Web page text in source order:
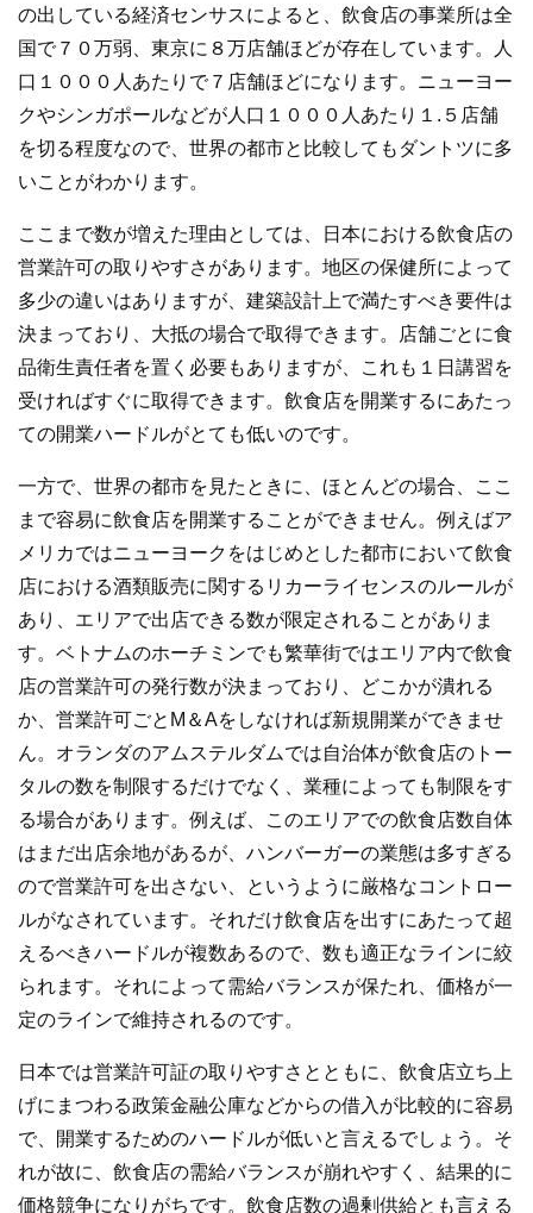
の出している経済センサスによると、飲食店の事業所は全
国で７０万弱、東京に８万店舗ほどが存在しています。人
口１０００人あたりで７店舗ほどになります。ニューヨー
クやシンガポールなどが人口１０００人あたり１.５店舗
を切る程度なので、世界の都市と比較してもダントツに多
いことがわかります。
ここまで数が増えた理由としては、日本における飲食店の
営業許可の取りやすさがあります。地区の保健所によって
多少の違いはありますが、建築設計上で満たすべき要件は
決まっており、大抵の場合で取得できます。店舗ごとに食
品衛生責任者を置く必要もありますが、これも１日講習を
受ければすぐに取得できます。飲食店を開業するにあたっ
ての開業ハードルがとても低いのです。
一方で、世界の都市を見たときに、ほとんどの場合、ここ
まで容易に飲食店を開業することができません。例えばア
メリカではニューヨークをはじめとした都市において飲食
店における酒類販売に関するリカーライセンスのルールが
あり、エリアで出店できる数が限定されることがありま
す。ベトナムのホーチミンでも繁華街ではエリア内で飲食
店の営業許可の発行数が決まっており、どこかが潰れる
か、営業許可ごとM＆Aをしなければ新規開業ができませ
ん。オランダのアムステルダムでは自治体が飲食店のトー
タルの数を制限するだけでなく、業種によっても制限をす
る場合があります。例えば、このエリアでの飲食店数自体
はまだ出店余地があるが、ハンバーガーの業態は多すぎる
ので営業許可を出さない、というように厳格なコントロー
ルがなされています。それだけ飲食店を出すにあたって超
えるべきハードルが複数あるので、数も適正なラインに絞
られます。それによって需給バランスが保たれ、価格が一
定のラインで維持されるのです。
日本では営業許可証の取りやすさとともに、飲食店立ち上
げにまつわる政策金融公庫などからの借入が比較的に容易
で、開業するためのハードルが低いと言えるでしょう。そ
れが故に、飲食店の需給バランスが崩れやすく、結果的に
価格競争になりがちです。飲食店数の過剰供給とも言える